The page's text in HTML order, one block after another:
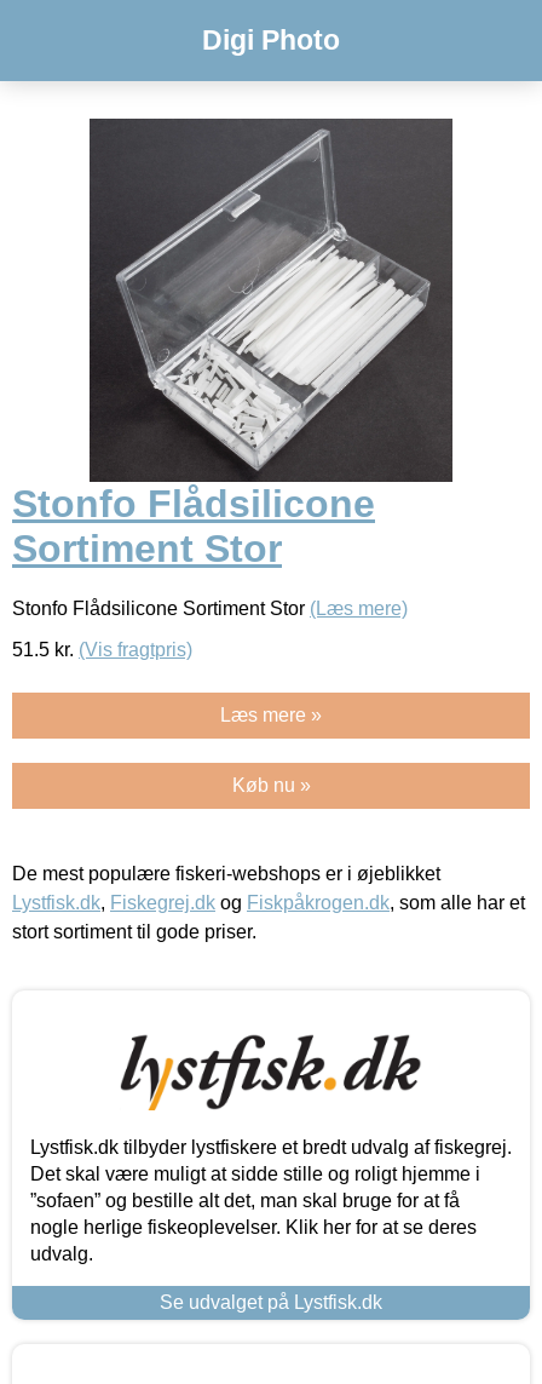
Digi Photo
Stonfo Flådsilicone
Sortiment Stor
Stonfo Flådsilicone Sortiment Stor (Læs mere)
51.5 kr. (Vis fragtpris)
Læs mere »
Køb nu »
De mest populære fiskeri-webshops er i øjeblikket
Lystfisk.dk, Fiskegrej.dk og Fiskpåkrogen.dk, som alle har et
stort sortiment til gode priser.
Lystfisk.dk tilbyder lystfiskere et bredt udvalg af fiskegrej.
Det skal være muligt at sidde stille og roligt hjemme i
”sofaen” og bestille alt det, man skal bruge for at få
nogle herlige fiskeoplevelser. Klik her for at se deres
udvalg.
Se udvalget på Lystfisk.dk